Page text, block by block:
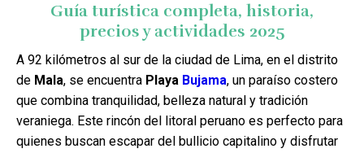
Guía turística completa, historia,
precios y actividades 2025
A 92 kilómetros al sur de la ciudad de Lima, en el distrito
de Mala, se encuentra Playa Bujama, un paraíso costero
que combina tranquilidad, belleza natural y tradición
veraniega. Este rincón del litoral peruano es perfecto para
quienes buscan escapar del bullicio capitalino y disfrutar